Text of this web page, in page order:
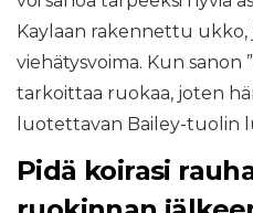
Kaylaan rakennettu
viehätysvoima. Kun sanon
tarkoittaa ruokaa, joten
luotettavan Bailey-tuolin
Pidä koirasi